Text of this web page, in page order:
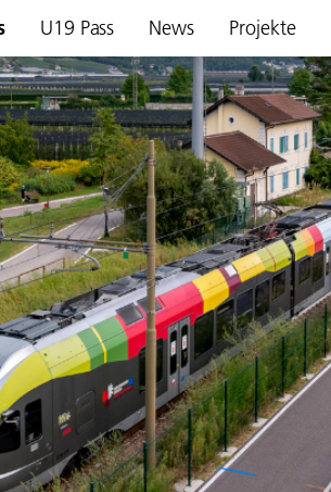
U19 Pass News Projekte